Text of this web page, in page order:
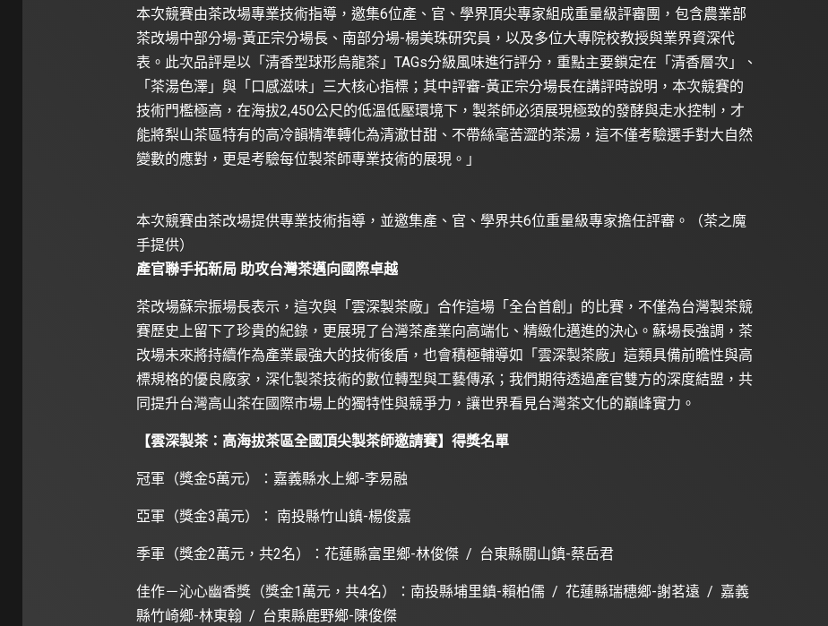
本次競賽由茶改場專業技術指導，邀集6位產、官、學界頂尖專家組成重量級評審團，包含農業部
茶改場中部分場-黃正宗分場長、南部分場-楊美珠研究員，以及多位大專院校教授與業界資深代
表。此次品評是以「清香型球形烏龍茶」TAGs分級風味進行評分，重點主要鎖定在「清香層次」、
「茶湯色澤」與「口感滋味」三大核心指標；其中評審-黃正宗分場長在講評時說明，本次競賽的
技術門檻極高，在海拔2,450公尺的低溫低壓環境下，製茶師必須展現極致的發酵與走水控制，才
能將梨山茶區特有的高冷韻精準轉化為清澈甘甜、不帶絲毫苦澀的茶湯，這不僅考驗選手對大自然
變數的應對，更是考驗每位製茶師專業技術的展現。」
本次競賽由茶改場提供專業技術指導，並邀集產、官、學界共6位重量級專家擔任評審。（茶之魔
手提供）
產官聯手拓新局 助攻台灣茶邁向國際卓越
茶改場蘇宗振場長表示，這次與「雲深製茶廠」合作這場「全台首創」的比賽，不僅為台灣製茶競
賽歷史上留下了珍貴的紀錄，更展現了台灣茶產業向高端化、精緻化邁進的決心。蘇場長強調，茶
改場未來將持續作為產業最強大的技術後盾，也會積極輔導如「雲深製茶廠」這類具備前瞻性與高
標規格的優良廠家，深化製茶技術的數位轉型與工藝傳承；我們期待透過產官雙方的深度結盟，共
同提升台灣高山茶在國際市場上的獨特性與競爭力，讓世界看見台灣茶文化的巔峰實力。
【雲深製茶：高海拔茶區全國頂尖製茶師邀請賽】得獎名單
冠軍（獎金5萬元）：嘉義縣水上鄉-李易融
亞軍（獎金3萬元）： 南投縣竹山鎮-楊俊嘉
季軍（獎金2萬元，共2名）：花蓮縣富里鄉-林俊傑 / 台東縣關山鎮-蔡岳君
佳作－沁心幽香獎（獎金1萬元，共4名）：南投縣埔里鎮-賴柏儒 / 花蓮縣瑞穗鄉-謝茗遠 / 嘉義
縣竹崎鄉-林東翰 / 台東縣鹿野鄉-陳俊傑